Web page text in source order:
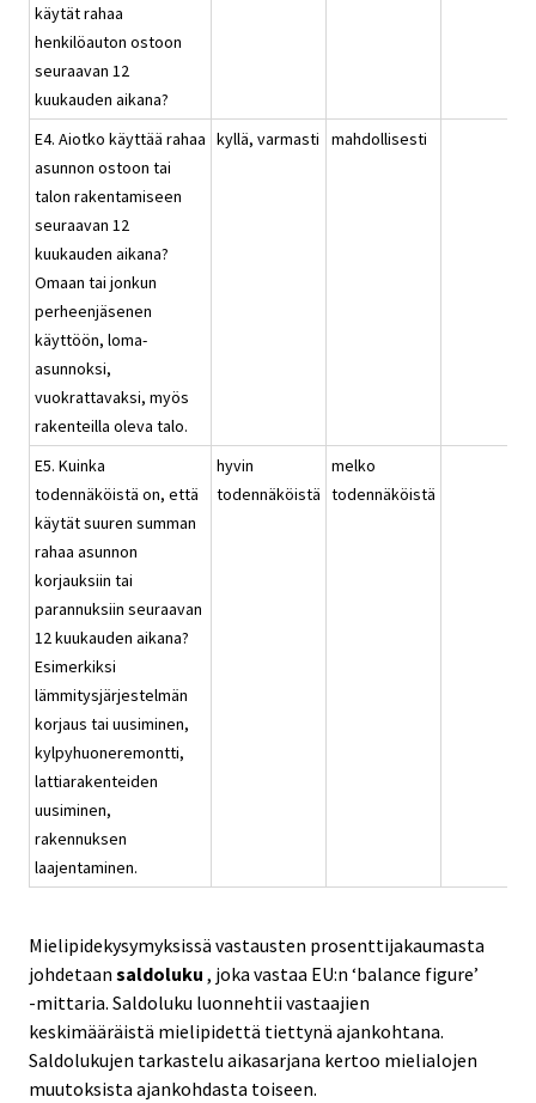
käytät rahaa
henkilöauton ostoon
seuraavan 12
kuukauden aikana?
E4. Aiotko käyttää rahaa
asunnon ostoon tai
talon rakentamiseen
seuraavan 12
kuukauden aikana?
Omaan tai jonkun
perheenjäsenen
käyttöön, loma-
asunnoksi,
vuokrattavaksi, myös
rakenteilla oleva talo.
kyllä, varmasti mahdollisesti
E5. Kuinka
todennäköistä on, että
käytät suuren summan
rahaa asunnon
korjauksiin tai
parannuksiin seuraavan
12 kuukauden aikana?
Esimerkiksi
lämmitysjärjestelmän
korjaus tai uusiminen,
kylpyhuoneremontti,
lattiarakenteiden
uusiminen,
rakennuksen
laajentaminen.
hyvin
todennäköistä
melko
todennäköistä
Mielipidekysymyksissä vastausten prosenttijakaumasta
johdetaan saldoluku , joka vastaa EU:n ‘balance figure’
-mittaria. Saldoluku luonnehtii vastaajien
keskimääräistä mielipidettä tiettynä ajankohtana.
Saldolukujen tarkastelu aikasarjana kertoo mielialojen
muutoksista ajankohdasta toiseen.